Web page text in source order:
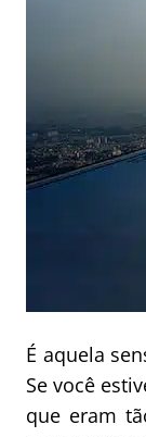
É aquela
Se você
que eram